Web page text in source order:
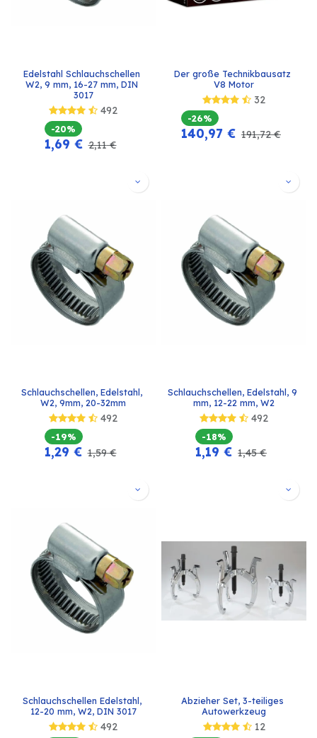
Edelstahl Schlauchschellen
W2, 9 mm, 16-27 mm, DIN
3017
492
-20%
1,69 € 2,11€
Der große Technikbausatz
V8 Motor
32
-26%
140,97 € 191,72€
Schlauchschellen, Edelstahl,
W2, 9mm, 20-32mm
492
-19%
1,29 € 1,59€
Schlauchschellen, Edelstahl, 9
mm, 12-22 mm, W2
492
-18%
1,19 € 1,45€
Schlauchschellen Edelstahl,
12-20 mm, W2, DIN 3017
492
Abzieher Set, 3-teiliges
Autowerkzeug
12